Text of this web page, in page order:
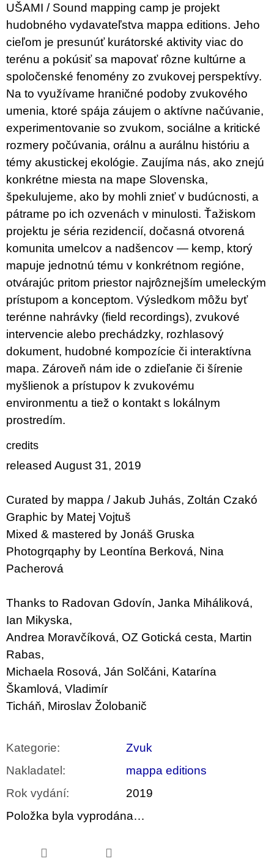
UŠAMI / Sound mapping camp je projekt
hudobného vydavateľstva mappa editions. Jeho
cieľom je presunúť kurátorské aktivity viac do
terénu a pokúsiť sa mapovať rôzne kultúrne a
spoločenské fenomény zo zvukovej perspektívy.
Na to využívame hraničné podoby zvukového
umenia, ktoré spája záujem o aktívne načúvanie,
experimentovanie so zvukom, sociálne a kritické
rozmery počúvania, orálnu a aurálnu históriu a
témy akustickej ekológie. Zaujíma nás, ako znejú
konkrétne miesta na mape Slovenska,
špekulujeme, ako by mohli znieť v budúcnosti, a
pátrame po ich ozvenách v minulosti. Ťažiskom
projektu je séria rezidencií, dočasná otvorená
komunita umelcov a nadšencov — kemp, ktorý
mapuje jednotnú tému v konkrétnom regióne,
otvárajúc pritom priestor najrôznejším umeleckým
prístupom a konceptom. Výsledkom môžu byť
terénne nahrávky (field recordings), zvukové
intervencie alebo prechádzky, rozhlasový
dokument, hudobné kompozície či interaktívna
mapa. Zároveň nám ide o zdieľanie či šírenie
myšlienok a prístupov k zvukovému
environmentu a tiež o kontakt s lokálnym
prostredím.
credits
released August 31, 2019
Curated by mappa / Jakub Juhás, Zoltán Czakó
Graphic by Matej Vojtuš
Mixed & mastered by Jonáš Gruska
Photogrqaphy by Leontína Berková, Nina
Pacherová
Thanks to Radovan Gdovín, Janka Miháliková,
Ian Mikyska,
Andrea Moravčíková, OZ Gotická cesta, Martin
Rabas,
Michaela Rosová, Ján Solčáni, Katarína
Škamlová, Vladimír
Ticháň, Miroslav Žolobanič
Kategorie:
Zvuk
Nakladatel :
mappa editions
Rok vydání:
2019
Položka byla vyprodána…
r
u
č
u
j
m
e
PŘIŠEL
ČAS
DRUHOU
:
SMĚNU
VÝBĚR
Z
TEXTŮ
2022 –
350
Kč